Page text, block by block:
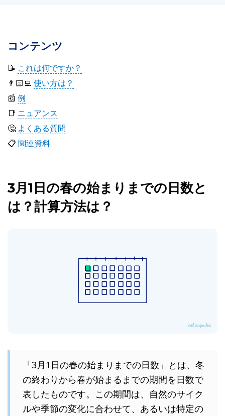
コンテンツ
📝 これは何ですか？
👨🏻‍💻 使い方は？
📰 例
📑 ニュアンス
🤔 よくある質問
📋関連資料
3月1日の春の始まりまでの日数と
は？計算方法は？
「3月1日の春の始まりまでの日数」とは、冬
の終わりから春が始まるまでの期間を日数で
表したものです。この期間は、自然のサイク
ルや季節の変化に合わせて、あるいは特定の